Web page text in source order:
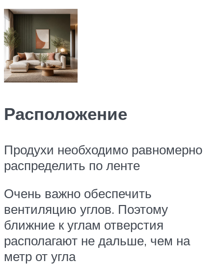
Расположение
Продухи необходимо равномерно
распределить по ленте
Очень важно обеспечить
вентиляцию углов. Поэтому
ближние к углам отверстия
располагают не дальше, чем на
метр от угла